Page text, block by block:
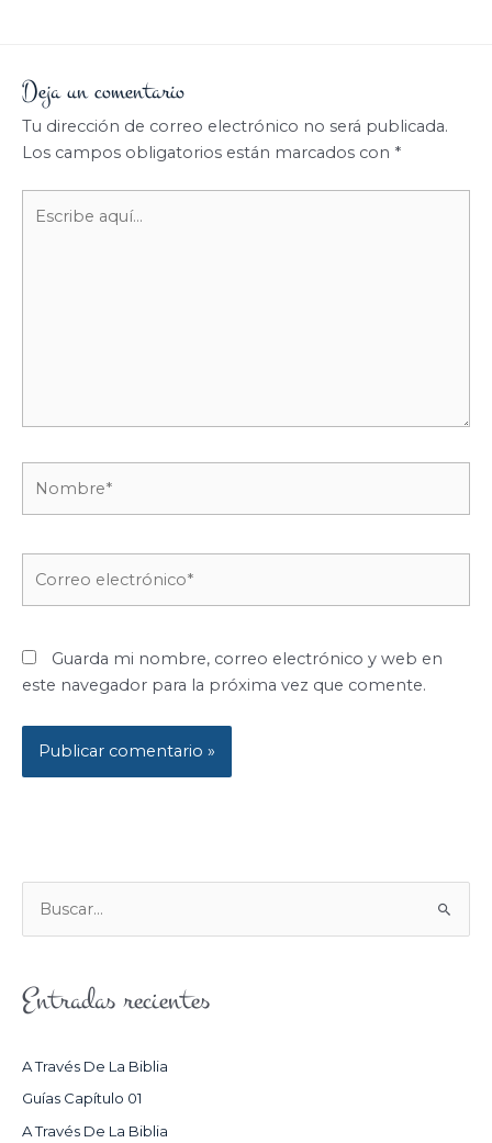
Deja un comentario
Tu dirección de correo electrónico no será publicada.
Los campos obligatorios están marcados con *
aquí...
Guarda mi nombre, correo electrónico y web en
este navegador para la próxima vez que comente.
U
C
Entradas recientes
A Través De La Biblia
Guías Capítulo 01
A Través De La Biblia